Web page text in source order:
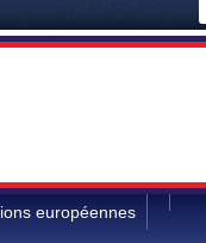
européennes